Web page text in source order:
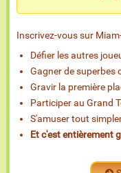
Inscrivez-vous sur
Défier les autres
Gagner de superbes
Gravir la première
Participer au Grand
S'amuser tout
Et c'est entièrement